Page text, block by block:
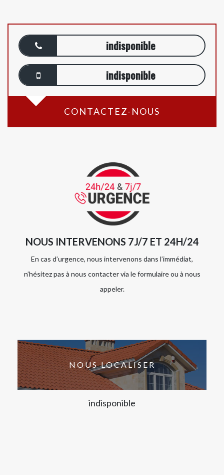
indisponible
indisponible
CONTACTEZ-NOUS
NOUS INTERVENONS 7J/7 ET 24H/24
En cas d’urgence, nous intervenons dans l’immédiat,
n’hésitez pas à nous contacter via le formulaire ou à nous
appeler.
NOUS LOCALISER
indisponible